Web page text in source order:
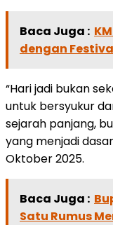
Baca Juga :
dengan
“Hari jadi bukan
untuk bersyukur
sejarah panjang,
yang menjadi
Oktober 2025.
Baca Juga :
Satu Rumus